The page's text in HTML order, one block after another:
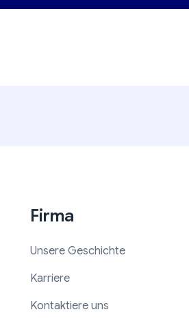
Firma
Unsere Geschichte
Karriere
Kontaktiere uns